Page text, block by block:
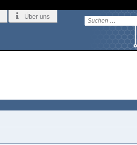
Über uns